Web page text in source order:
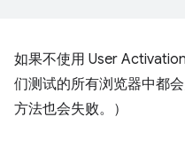
如果不使用 User
们测试的所有浏览器中都
方法也会失败。）